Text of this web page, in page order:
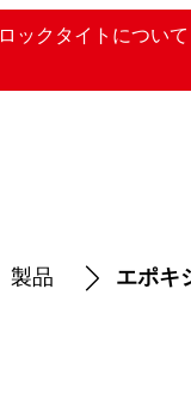
ロックタイトについて
製品 エポキ